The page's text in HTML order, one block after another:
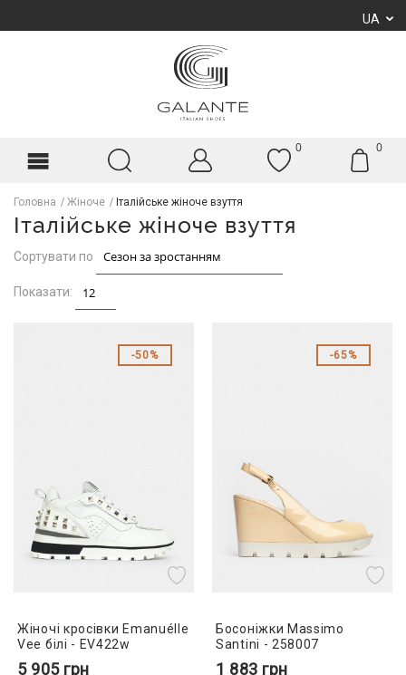
UA
0 0
Головна Жіноче Італійське жіноче взуття
Італійське жіноче взуття
Сортувати по
Показати:
50%
Жіночі кросівки Emanuélle
Vee білі - EV422w
5 905 грн
65%
Босоніжки Massimo
Santini - 258007
1 883 грн